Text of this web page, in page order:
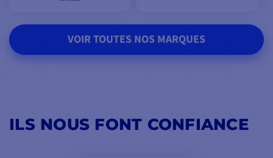
VOIR TOUTES NOS MARQUES
ILS NOUS FONT CONFIANCE